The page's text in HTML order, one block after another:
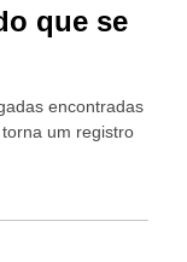
que se
encontradas
um registro